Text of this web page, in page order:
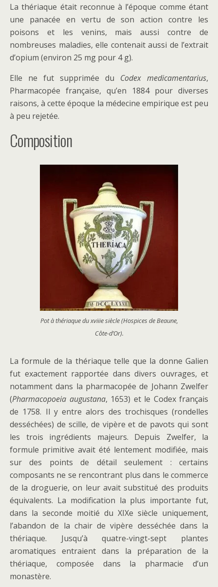
La thériaque était reconnue à l’époque comme étant
une panacée en vertu de son action contre les
poisons et les venins, mais aussi contre de
nombreuses maladies, elle contenait aussi de l’extrait
d’opium (environ 25 mg pour 4 g).
Elle ne fut supprimée du Codex medicamentarius,
Pharmacopée française, qu’en 1884 pour diverses
raisons, à cette époque la médecine empirique est peu
à peu rejetée.
Composition
Pot à thériaque du xviiie siècle (Hospices de Beaune,
Côte-d’Or).
La formule de la thériaque telle que la donne Galien
fut exactement rapportée dans divers ouvrages, et
notamment dans la pharmacopée de Johann Zwelfer
(Pharmacopoeia augustana, 1653) et le Codex français
de 1758. Il y entre alors des trochisques (rondelles
desséchées) de scille, de vipère et de pavots qui sont
les trois ingrédients majeurs. Depuis Zwelfer, la
formule primitive avait été lentement modifiée, mais
sur des points de détail seulement : certains
composants ne se rencontrant plus dans le commerce
de la droguerie, on leur avait substitué des produits
équivalents. La modification la plus importante fut,
dans la seconde moitié du XIXe siècle uniquement,
l’abandon de la chair de vipère desséchée dans la
thériaque. Jusqu’à quatre-vingt-sept plantes
aromatiques entraient dans la préparation de la
thériaque, composée dans la pharmacie d’un
monastère.